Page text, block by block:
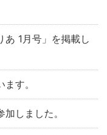
あ 1月号」を掲載し
す。
しました。